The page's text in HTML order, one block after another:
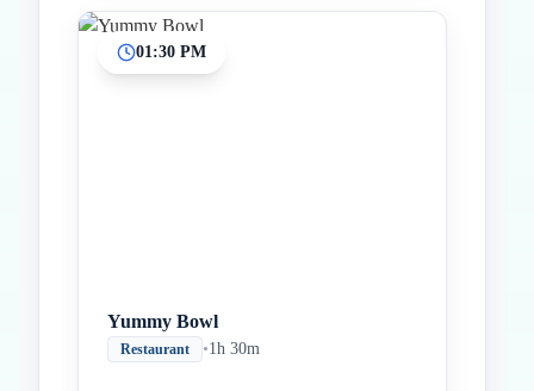
01:30 PM
Yummy Bowl
Restaurant •1h 30m